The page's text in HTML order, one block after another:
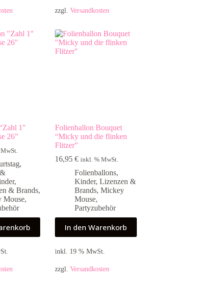
zzgl.Versandkosten
1″
26”
,
,
& Brands,
Mouse,
Folienballon Bouquet
“Micky und die flinken
Flitzer”
16,95€ inkl. % MwSt.
Folienballons,
Kinder,Lizenzen &
Brands,Mickey
Mouse,
Partyzubehör
In den Warenkorb
inkl. 19 % MwSt.
zzgl.Versandkosten